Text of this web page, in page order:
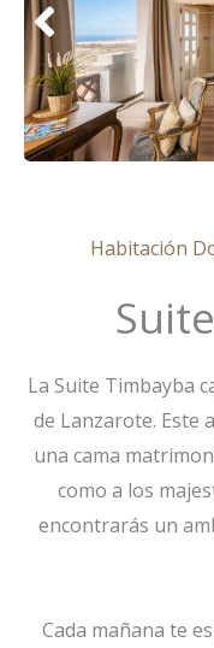
Habitación
La Suite Timbayba
de Lanzarote. Este
una cama
como a los
encontrarás un
Cada mañana te